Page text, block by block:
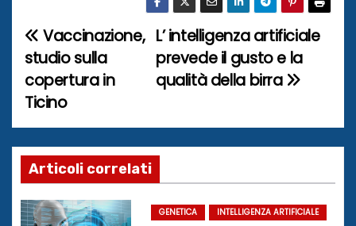
N
a
v
i
g
a
L’ intelligenza artificiale
prevede il gusto e la
qualità della birra
Vaccinazione,
studio sulla
copertura in
Ticino
Articoli correlati
GENETICA
INTELLIGENZA ARTIFICIALE